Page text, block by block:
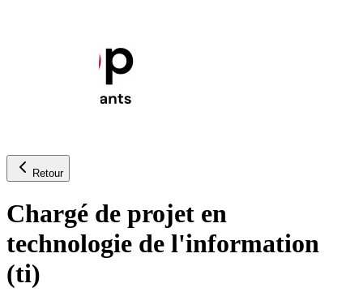
Retour
Chargé de projet en
technologie de l'information
(ti)